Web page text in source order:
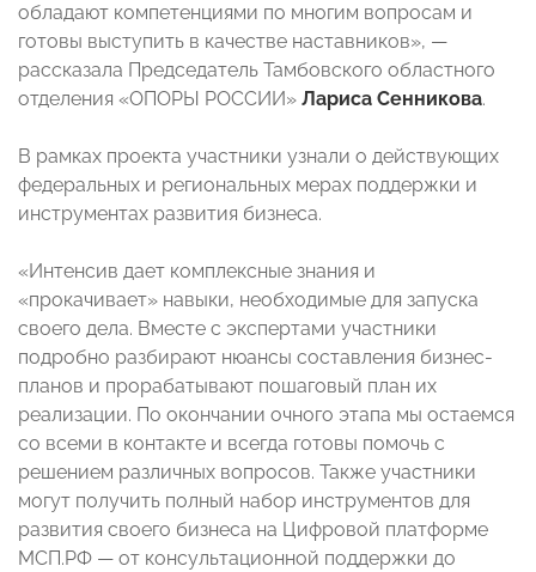
обладают компетенциями по многим вопросам и
готовы выступить в качестве наставников», —
рассказала Председатель Тамбовского областного
отделения «ОПОРЫ РОССИИ» Лариса Сенникова.
В рамках проекта участники узнали о действующих
федеральных и региональных мерах поддержки и
инструментах развития бизнеса.
«Интенсив дает комплексные знания и
«прокачивает» навыки, необходимые для запуска
своего дела. Вместе с экспертами участники
подробно разбирают нюансы составления бизнес-
планов и прорабатывают пошаговый план их
реализации. По окончании очного этапа мы остаемся
со всеми в контакте и всегда готовы помочь с
решением различных вопросов. Также участники
могут получить полный набор инструментов для
развития своего бизнеса на Цифровой платформе
МСП.РФ — от консультационной поддержки до